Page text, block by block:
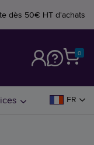
dès 50€ HT d'achats
0
FR